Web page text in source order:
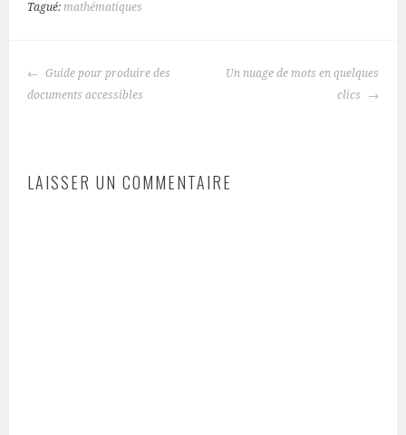
Tagué:mathématiques
NAVIGATION
DES
Guide pour produire des
documents accessibles
Un nuage de mots en quelques
clics
LAISSER UN COMMENTAIRE